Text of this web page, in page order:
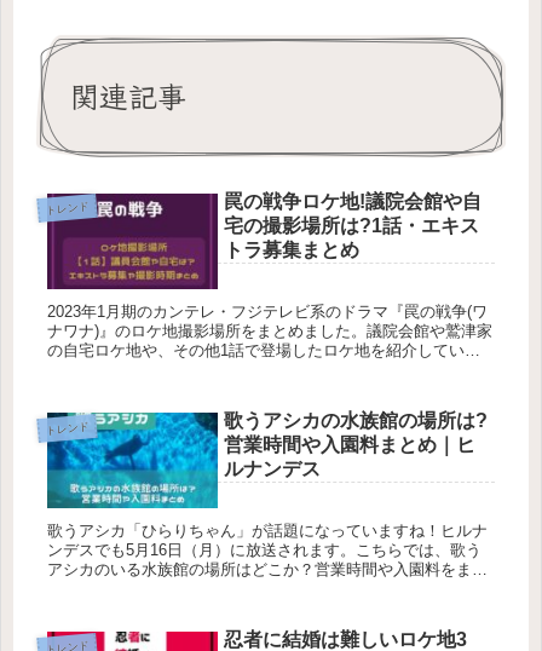
関連記事
トレンド
罠の戦争ロケ地!議院会館や自
宅の撮影場所は?1話・エキス
トラ募集まとめ
2023年1月期のカンテレ・フジテレビ系のドラマ『罠の戦争(ワ
ナワナ)』のロケ地撮影場所をまとめました。議院会館や鷲津家
の自宅ロケ地や、その他1話で登場したロケ地を紹介していま
トレンド
歌うアシカの水族館の場所は?
営業時間や入園料まとめ｜ヒ
ルナンデス
歌うアシカ「ひらりちゃん」が話題になっていますね！ヒルナ
ンデスでも5月16日（月）に放送されます。こちらでは、歌う
アシカのいる水族館の場所はどこか？営業時間や入園料をまと
トレンド 忍者に結婚は難しいロケ地3